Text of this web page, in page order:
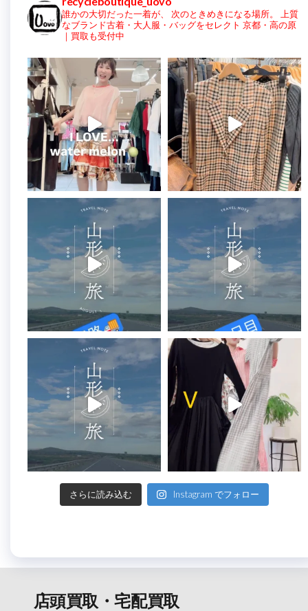
誰かの大切だった一着が、 次のときめきになる場所。
上質
なブランド古着・大人服・バッグをセレクト 京都・高の原
｜買取も受付中
さらに読み込む Instagram でフォロー
店頭買取・宅配買取